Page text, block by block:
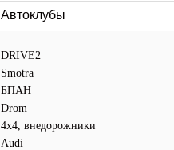
Автоклубы
DRIVE2
Smotra
БПАН
Drom
4х4, внедорожники
Audi